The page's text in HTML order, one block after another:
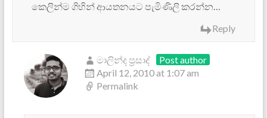
කෙලින්ම ගිහින් ආයතනයට පැමිණිලි කරන්න…
Reply
මාලින්ද ප්‍රසාද්
Post author
April 12, 2010 at 1:07 am
Permalink